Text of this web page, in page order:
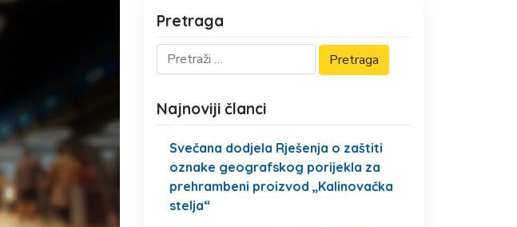
Pretraga
Najnoviji članci
Svečana dodjela Rješenja o zaštiti
oznake geografskog porijekla za
prehrambeni proizvod „Kalinovačka
stelja“